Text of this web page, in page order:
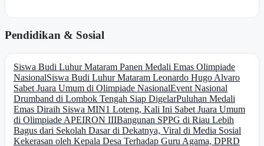
Pendidikan & Sosial
Siswa Budi Luhur Mataram Panen Medali Emas Olimpiade
NasionalSiswa Budi Luhur Mataram Leonardo Hugo Alvaro
Sabet Juara Umum di Olimpiade NasionalEvent Nasional
Drumband di Lombok Tengah Siap DigelarPuluhan Medali
Emas Diraih Siswa MIN1 Loteng, Kali Ini Sabet Juara Umum
di Olimpiade APEIRON IIIBangunan SPPG di Riau Lebih
Bagus dari Sekolah Dasar di Dekatnya, Viral di Media Sosial
Kekerasan oleh Kepala Desa Terhadap Guru Agama, DPRD